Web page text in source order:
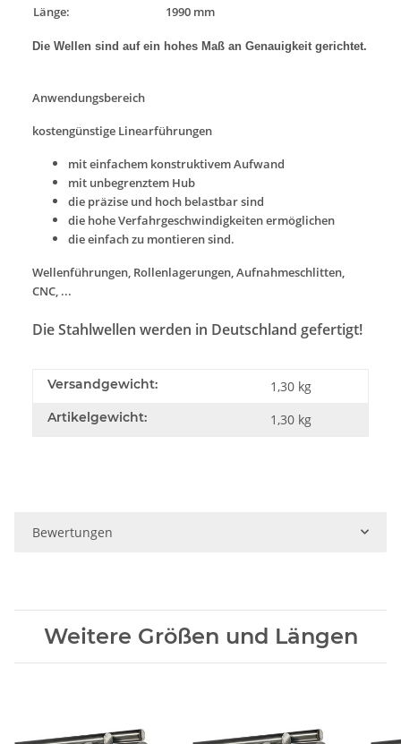
Länge: 1990 mm
Die Wellen sind auf ein hohes Maß an Genauigkeit gerichtet.
Anwendungsbereich
kostengünstige Linearführungen
mit einfachem konstruktivem Aufwand
mit unbegrenztem Hub
die präzise und hoch belastbar sind
die hohe Verfahrgeschwindigkeiten ermöglichen
die einfach zu montieren sind.
Wellenführungen, Rollenlagerungen, Aufnahmeschlitten,
CNC, ...
Die Stahlwellen werden in Deutschland gefertigt!
Versandgewicht: 1,30 kg
Artikelgewicht: 1,30 kg
Bewertungen
Weitere Größen und Längen